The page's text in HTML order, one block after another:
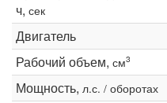
ч, сек
Двигатель
Рабочий объем, см3
Мощность, л.с. / оборотах